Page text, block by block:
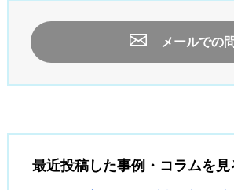
メールでの
最近投稿した事例・コラムを見